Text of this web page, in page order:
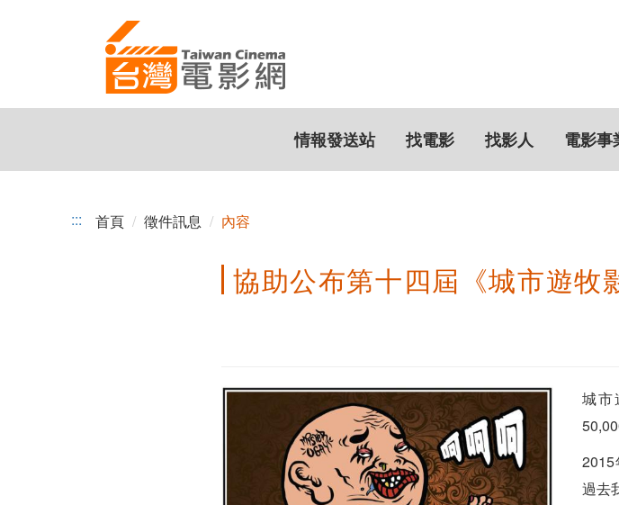
布 情報發送站 找電影 找影人 電影事
::: 首頁 徵件訊息 內容
協助公布第十四屆《城市遊牧
城市
2015
過去